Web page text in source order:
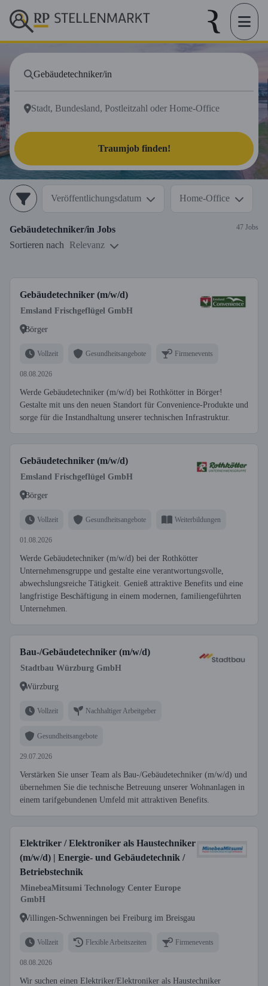
Traumjob finden!
Veröffentlichungsdatum Home-Office
Gebäudetechniker/in Jobs 47 Jobs
Sortieren nach Relevanz
Gebäudetechniker (m/w/d)
Emsland Frischgeflügel GmbH
Börger
Vollzeit Gesundheitsangebote Firmenevents
08.08.2026
Werde Gebäudetechniker (m/w/d) bei Rothkötter in Börger!
Gestalte mit uns den neuen Standort für Convenience-Produkte und
sorge für die Instandhaltung unserer technischen Infrastruktur.
Gebäudetechniker (m/w/d)
Emsland Frischgeflügel GmbH
Börger
Vollzeit Gesundheitsangebote Weiterbildungen
01.08.2026
Werde Gebäudetechniker (m/w/d) bei der Rothkötter
Unternehmensgruppe und gestalte eine verantwortungsvolle,
abwechslungsreiche Tätigkeit. Genieß attraktive Benefits und eine
langfristige Beschäftigung in einem modernen, familiengeführten
Unternehmen.
Bau-/Gebäudetechniker (m/w/d)
Stadtbau Würzburg GmbH
Würzburg
Vollzeit Nachhaltiger Arbeitgeber
Gesundheitsangebote
29.07.2026
Verstärken Sie unser Team als Bau-/Gebäudetechniker (m/w/d) und
übernehmen Sie die technische Betreuung unserer Wohnanlagen in
einem tarifgebundenen Umfeld mit attraktiven Benefits.
Elektriker / Elektroniker als Haustechniker
(m/w/d) | Energie- und Gebäudetechnik /
Betriebstechnik
MinebeaMitsumi Technology Center Europe
GmbH
Villingen-Schwenningen bei Freiburg im Breisgau
Vollzeit Flexible Arbeitszeiten Firmenevents
08.08.2026
Wir suchen einen Elektriker/Elektroniker als Haustechniker